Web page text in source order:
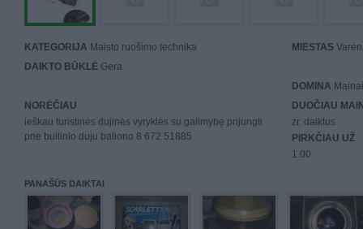
KATEGORIJA Maisto ruošimo technika MIESTAS
DAIKTO BŪKLĖ Gera
DOMINA
NORĖČIAU
ieškau turistinės dujinės vyryklės su galimybę prijungti
prie buitinio duju baliono 8 672 51885
DUOČIAU
zr. daiktus
PIRKČIAU UŽ
1.00
PANAŠŪS DAIKTAI